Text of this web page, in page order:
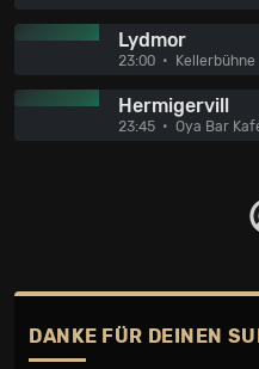
Lydmor
23:00 Kellerbühne
Hermigervill
23:45 Oya Bar
DANKE FÜR DEINEN